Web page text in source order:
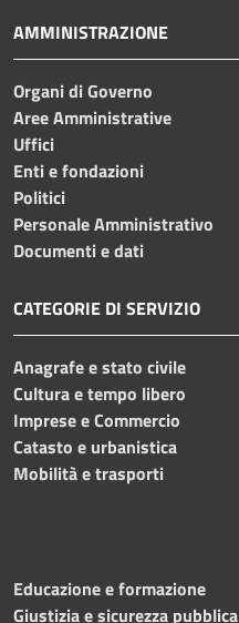
AMMINISTRAZIONE
Organi di Governo
Aree Amministrative
Uffici
Enti e fondazioni
Politici
Personale Amministrativo
Documenti e dati
CATEGORIE DI SERVIZIO
Anagrafe e stato civile
Cultura e tempo libero
Imprese e Commercio
Catasto e urbanistica
Mobilità e trasporti
Educazione e formazione
Giustizia e sicurezza pubblica